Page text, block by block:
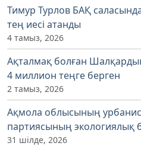
Тимур Турлов БАҚ
тең иесі атанды
4 тамыз, 2026
Ақталмақ болған
4 миллион теңге берген
2 тамыз, 2026
Ақмола облысының
партиясының экологиялық
31 шілде, 2026